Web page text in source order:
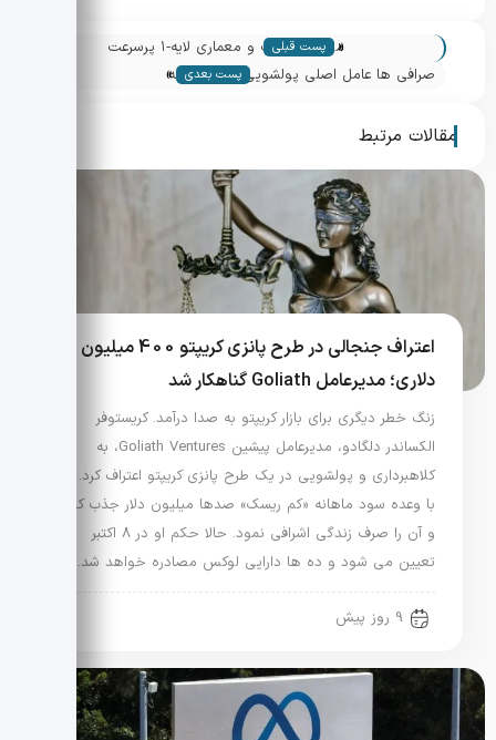
« پست قبلی
موناد؛ ایردراپ و معماری لایه‑۱ پرسرعت
صرافی ها عامل اصلی پولشویی رمزارز — نه
پست بعدی »
مقالات مرتبط
اعتراف جنجالی در طرح پانزی کریپتو 400 میلیون
دلاری؛ مدیرعامل Goliath گناهکار شد
زنگ خطر دیگری برای بازار کریپتو به صدا درآمد. کریستوفر
الکساندر دلگادو، مدیرعامل پیشین Goliath Ventures، به
کلاهبرداری و پولشویی در یک طرح پانزی کریپتو اعتراف کرد. او
با وعده سود ماهانه «کم ریسک» صدها میلیون دلار جذب کرد
و آن را صرف زندگی اشرافی نمود. حالا حکم او در 8 اکتبر
تعیین می شود و ده ها دارایی لوکس مصادره خواهد شد.
9 روز پیش